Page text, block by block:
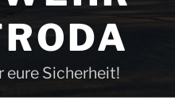
eure Sicherheit!